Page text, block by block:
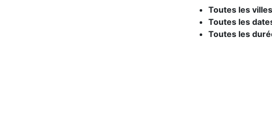
Toutes les
Toutes les
Toutes les